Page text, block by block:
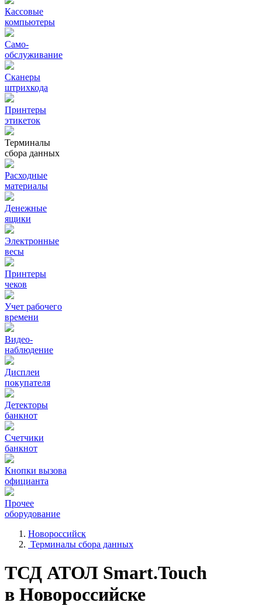
Кассовые
компьютеры
Само-
обслуживание
Сканеры
штрихкода
Принтеры
этикеток
Терминалы
сбора данных
Расходные
материалы
Денежные
ящики
Электронные
весы
Принтеры
чеков
Учет рабочего
времени
Видео‑
наблюдение
Дисплеи
покупателя
Детекторы
банкнот
Счетчики
банкнот
Кнопки вызова
официанта
Прочее
оборудование
Новороссийск
Терминалы сбора данных
ТСД АТОЛ Smart.Touch
в Новороссийске